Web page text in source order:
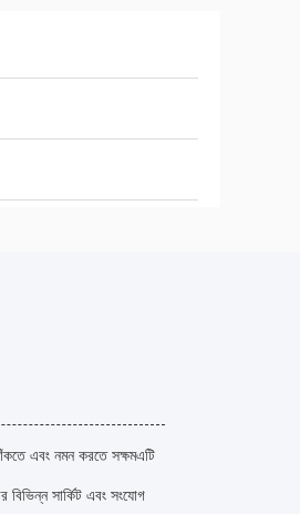
এবং নমন করতে সক্ষমএটি
সার্কিট এবং সংযোগ